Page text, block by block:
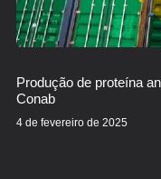
Produção de proteína
Conab
4 de fevereiro de 2025